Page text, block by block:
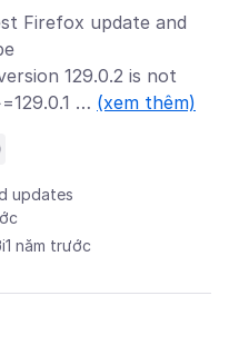
Firefox update and
129.0.2 is not
… (xem thêm)
updates
1 năm trước